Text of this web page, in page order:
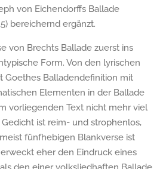
von Eichendorffs Ballade
bereichernd ergänzt.
von Brechts Ballade zuerst ins
Form. Von den lyrischen
Goethes Balladendefinition mit
Elementen in der Ballade
vorliegenden Text nicht mehr viel
ist reim- und strophenlos,
fünfhebigen Blankverse ist
eher den Eindruck eines